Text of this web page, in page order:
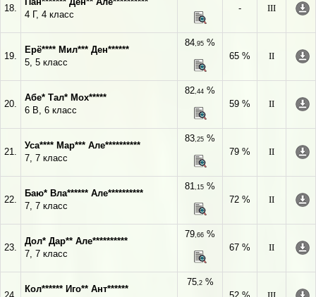
18.
4 Г, 4 класс
-
III
19.
Ерё**** Мил*** Ден******
5, 5 класс
84,95 %
65 %
II
20.
Абе* Тал* Мох*****
6 В, 6 класс
82,44 %
59 %
II
21.
Уса**** Мар*** Але**********
7, 7 класс
83,25 %
79 %
II
22.
Баю* Вла****** Але**********
7, 7 класс
81,15 %
72 %
II
23.
Дол* Дар** Але**********
7, 7 класс
79,66 %
67 %
II
Кол****** Иго** Ант******
75,2%